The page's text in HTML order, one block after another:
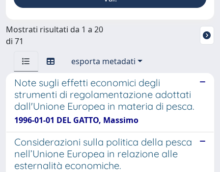
Mostrati risultati da 1 a 20
di 71
esporta metadati
Note sugli effetti economici degli
strumenti di regolamentazione adottati
dall'Unione Europea in materia di pesca.
1996-01-01 DEL GATTO, Massimo
Considerazioni sulla politica della pesca
nell’Unione Europea in relazione alle
esternalità economiche.